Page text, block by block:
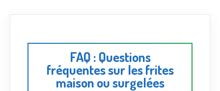
FAQ : Questions
fréquentes sur les frites
maison ou surgelées